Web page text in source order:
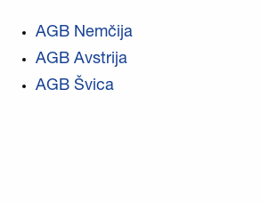
AGB Nemčija
AGB Avstrija
AGB Švica